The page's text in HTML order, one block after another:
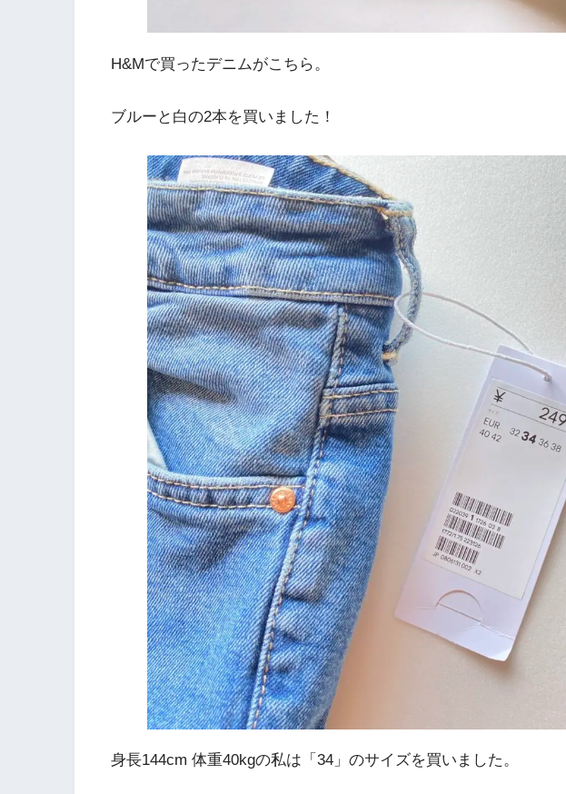
H&Mで買ったデニムがこちら。
ブルーと白の2本を買いました！
身長144cm 体重40kgの私は「34」のサイズを買いました。